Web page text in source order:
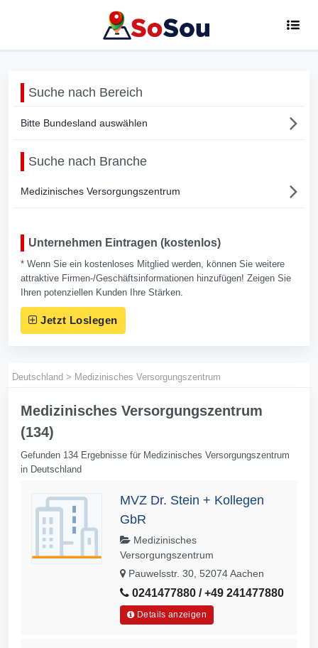
Suche nach Bereich
Bitte Bundesland auswählen
Suche nach Branche
Medizinisches Versorgungszentrum
Unternehmen Eintragen (kostenlos)
* Wenn Sie ein kostenloses Mitglied werden, können Sie weitere
attraktive Firmen-/Geschäftsinformationen hinzufügen! Zeigen Sie
Ihren potenziellen Kunden Ihre Stärken.
Jetzt Loslegen
Deutschland > Medizinisches Versorgungszentrum
Medizinisches Versorgungszentrum
(134)
Gefunden 134 Ergebnisse für Medizinisches Versorgungszentrum
in Deutschland
MVZ Dr. Stein + Kollegen
GbR
Medizinisches
Versorgungszentrum
Pauwelsstr. 30, 52074 Aachen
0241477880 / +49 241477880
Details anzeigen